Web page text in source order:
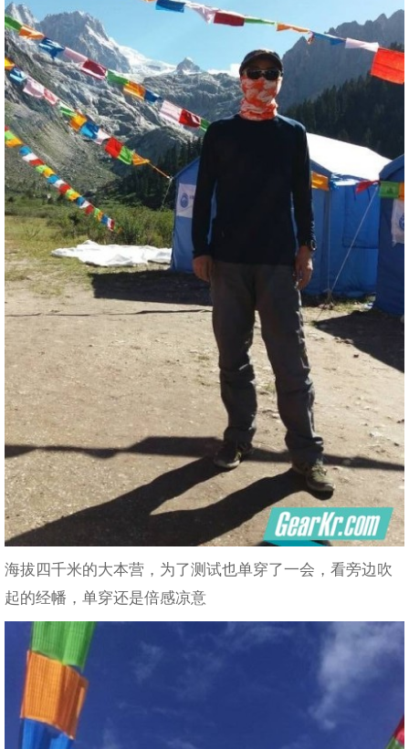
海拔四千米的大本营，为了测试也单穿了一会，看旁边吹
起的经幡，单穿还是倍感凉意